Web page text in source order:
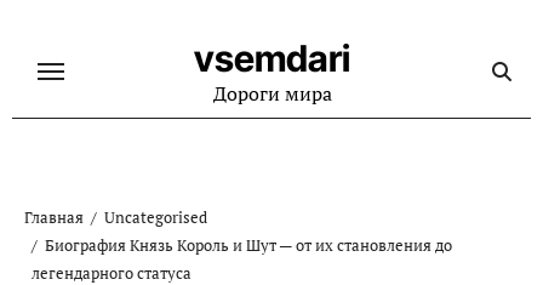
содержанию
vsemdari
Дороги мира
Главная
Uncategorised
Биография Князь Король и Шут — от их становления до
легендарного статуса